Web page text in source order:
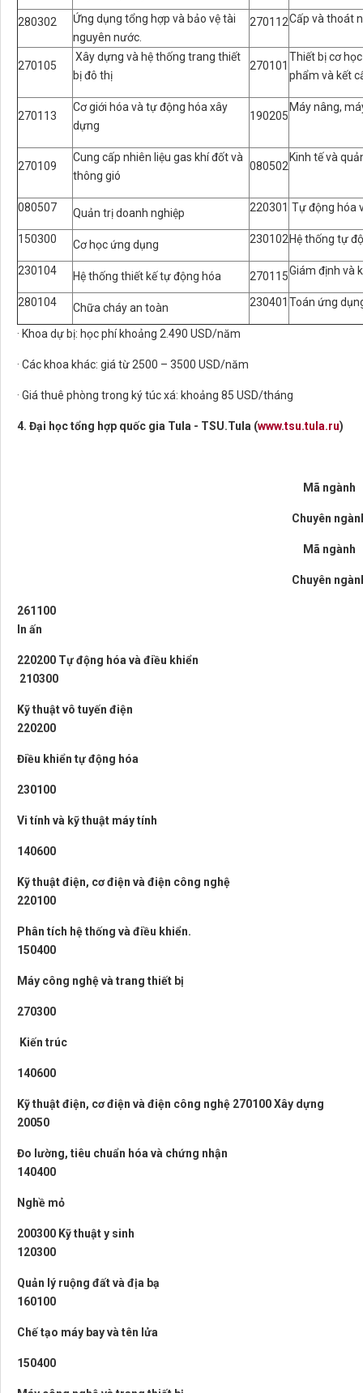
280302
Ứng dụng tổng hợp và bảo vệ tài
nguyên nước.
270112Cấp và thoát
270105
Xây dựng và hệ thống trang thiết
bị đô thị
270101
Thiết bị cơ
phẩm và kết
270113
Cơ giới hóa và tự động hóa xây
dựng
190205
Máy nâng,
270109
Cung cấp nhiên liệu gas khí đốt và
thông gió
080502
Kinh tế và
080507 Quản trị doanh nghiệp 220301 Tự động hóa
150300 Cơ học ứng dụng 230102 Hệ thống tự
230104 Hệ thống thiết kế tự động hóa 270115Giám định và
280104 Chữa cháy an toàn 230401 Toán ứng
· Khoa dự bị: học phí khoảng 2.490 USD/năm
· Các khoa khác: giá từ 2500 – 3500 USD/năm
· Giá thuê phòng trong ký túc xá: khoảng 85 USD/tháng
4. Đại học tổng hợp quốc gia Tula - TSU.Tula (www.tsu.tula.ru)
Mã ngành
Chuyên
Mã ngành
Chuyên
261100
In ấn
220200 Tự động hóa và điều khiển
210300
Kỹ thuật vô tuyến điện
220200
Điều khiển tự động hóa
230100
Vi tính và kỹ thuật máy tính
140600
Kỹ thuật điện, cơ điện và điện công nghệ
220100
Phân tích hệ thống và điều khiển.
150400
Máy công nghệ và trang thiết bị
270300
Kiến trúc
140600
Kỹ thuật điện, cơ điện và điện công nghệ 270100 Xây dựng
20050
Đo lường, tiêu chuẩn hóa và chứng nhận
140400
Nghề mỏ
200300 Kỹ thuật y sinh
120300
Quản lý ruộng đất và địa bạ
160100
Chế tạo máy bay và tên lửa
150400